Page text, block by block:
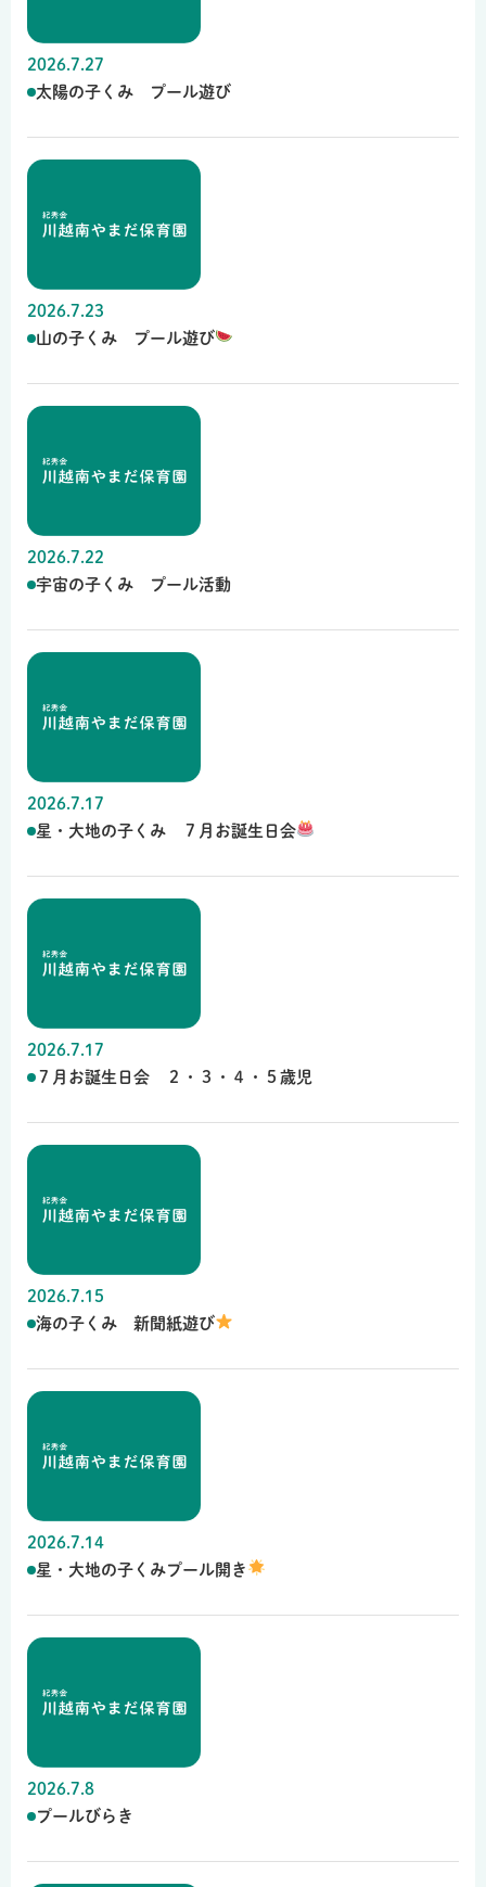
2026.7.27
太陽の子くみ プール遊び
2026.7.23
山の子くみ プール遊び
2026.7.22
宇宙の子くみ プール活動
2026.7.17
星・大地の子くみ ７月お誕生日会
2026.7.17
７月お誕生日会 ２・３・４・５歳児
2026.7.15
海の子くみ 新聞紙遊び
2026.7.14
星・大地の子くみプール開き
2026.7.8
プールびらき